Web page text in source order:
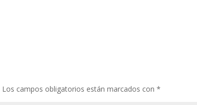
Los campos obligatorios están marcados con*